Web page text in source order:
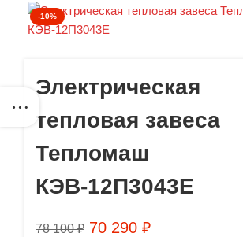
-10%
Электрическая
тепловая завеса
Тепломаш
КЭВ-12П3043Е
78 100₽ 70 290 ₽